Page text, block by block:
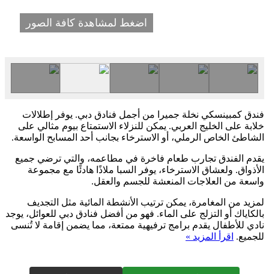
اضغط لمشاهدة كافة الصور
فندق كمبينسكي نخلة جميرا من أجمل فنادق دبي. يوفر إطلالات
خلابة على الخليج العربي. يمكن للنزلاء الاستمتاع بيوم مثالي على
الشاطئ الخاص الرملي، أو الاسترخاء بجانب أحد المسابح الواسعة.
يقدم الفندق تجارب طعام فاخرة في مطاعمه، والتي ترضي جميع
الأذواق. ولعشاق الاسترخاء، يوفر السبا ملاذًا هادئًا مع مجموعة
واسعة من العلاجات المنعشة للجسم والعقل.
لمزيد من المغامرة، يمكن ترتيب الأنشطة المائية مثل التجديف
بالكاياك أو التزلج على الماء. فهو من أفضل فنادق دبي للعوائل، يوجد
نادي للأطفال يقدم برامج ترفيهية ممتعة، مما يضمن إقامة لا تُنسى
للجميع. اقرأ المزيد »